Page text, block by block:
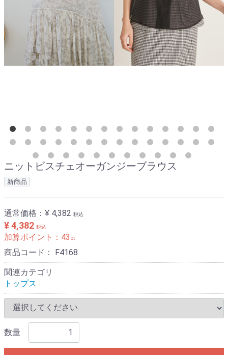
ニットビスチェオーガンジーブラウス
新商品
通常価格： ¥ 4,382 税込
¥ 4,382 税込
加算ポイント： 43 pt
商品コード： F4168
関連カテゴリ
トップス
数量